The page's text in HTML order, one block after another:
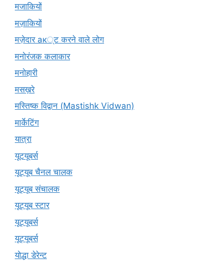
मजाकियों
मज़ाकियों
मज़ेदार ак्ट करने वाले लोग
मनोरंजक कलाकार
मनोहारी
मसख़रे
मस्तिष्क विद्वान (Mastishk Vidwan)
मार्केटिंग
यात्रा
यूटयूबर्स
यूट्यूब चैनल चालक
यूट्यूब संचालक
यूट्यूब स्टार
यूट्यूबर्स
यूट्‍यूबर्स
योद्धा डेरेन्ट